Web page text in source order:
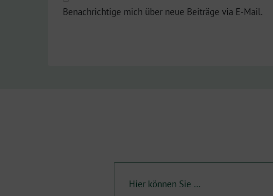
Benachrichtige mich über neue Beiträge via E-Mail.
Hier können Sie …